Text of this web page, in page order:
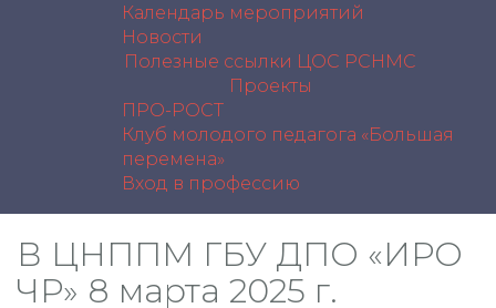
Календарь мероприятий
Новости
Полезные ссылки ЦОС РСНМС
Проекты
ПРО-РОСТ
Клуб молодого педагога «Большая
перемена»
Вход в профессию
В ЦНППМ ГБУ ДПО «ИРО
ЧР» 8 марта 2025 г.